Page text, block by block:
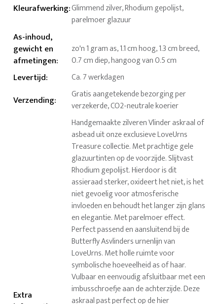
Kleurafwerking:Glimmend zilver, Rhodium gepolijst,
parelmoer glazuur
As-inhoud,
gewicht en
afmetingen:
zo'n 1 gram as, 1.1 cm hoog, 1.3 cm breed,
0.7 cm diep, hangoog van 0.5 cm
Levertijd: Ca. 7 werkdagen
Verzending:
Gratis aangetekende bezorging per
verzekerde, CO2-neutrale koerier
Extra
Handgemaakte zilveren Vlinder askraal of
asbead uit onze exclusieve LoveUrns
Treasure collectie. Met prachtige gele
glazuurtinten op de voorzijde. Slijtvast
Rhodium gepolijst. Hierdoor is dit
assieraad sterker, oxideert het niet, is het
niet gevoelig voor atmosferische
invloeden en behoudt het langer zijn glans
en elegantie. Met parelmoer effect.
Perfect passend en aansluitend bij de
Butterfly Asvlinders urnenlijn van
LoveUrns. Met holle ruimte voor
symbolische hoeveelheid as of haar.
Vulbaar en eenvoudig afsluitbaar met een
imbusschroefje aan de achterzijde. Deze
askraal past perfect op de hier